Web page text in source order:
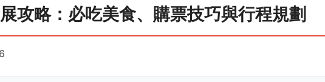
攻略：必吃美食、購票技巧與行程規劃